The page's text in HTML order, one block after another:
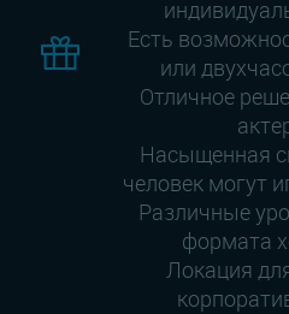
Есть
или
Отличное
Насыщенная
человек могут
Различные
формата
Локация